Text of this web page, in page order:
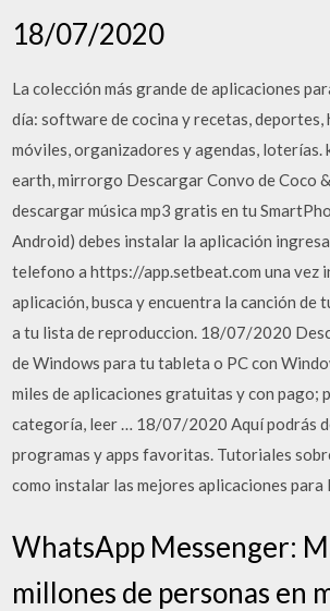
18/07/2020
La colección más grande de aplicaciones
día: software de cocina y recetas, deportes,
móviles, organizadores y agendas,
earth, mirrorgo Descargar Convo de Coco
descargar música mp3 gratis en tu
Android) debes instalar la aplicación
telefono a https://app.setbeat.com una vez
aplicación, busca y encuentra la canción de
a tu lista de reproduccion. 18/07/2020
de Windows para tu tableta o PC con
miles de aplicaciones gratuitas y con pago;
categoría, leer … 18/07/2020 Aquí podrás
programas y apps favoritas. Tutoriales
como instalar las mejores aplicaciones para
WhatsApp Messenger:
millones de personas en